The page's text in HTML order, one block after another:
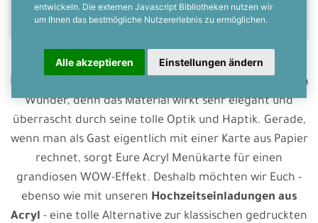
entwickeln. Die externen Javascript Bibliotheken nutzen wir
um Ihnen das bestmögliche Nutzererlebnis zu ermöglichen.
Alle akzeptieren Einstellungen ändern
Hochzeitsdetails aus Acryl sind gerade sehr beliebt. Kein
Wunder, denn das Material wirkt sehr elegant und
überrascht durch seine tolle Optik und Haptik. Gerade,
wenn man als Gast eigentlich mit einer Karte aus Papier
rechnet, sorgt Eure Acryl Menükarte für einen
grandiosen WOW-Effekt. Deshalb möchten wir Euch -
ebenso wie mit unseren Hochzeitseinladungen aus
Acryl - eine tolle Alternative zur klassischen gedruckten